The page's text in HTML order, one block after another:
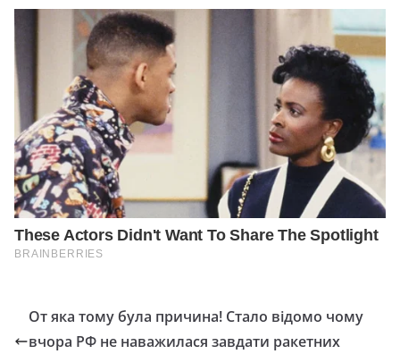
От яка тому була причина! Стало відомо чому
вчора РФ не наважилася завдати ракетних